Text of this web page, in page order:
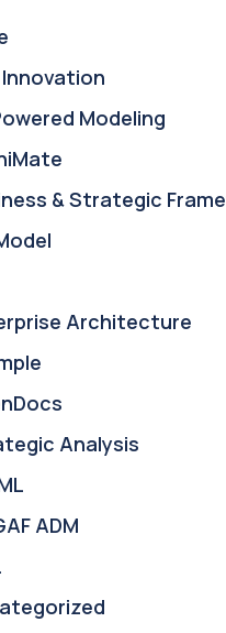
Innovation
Modeling
& Strategic
Architecture
Analysis
ADM